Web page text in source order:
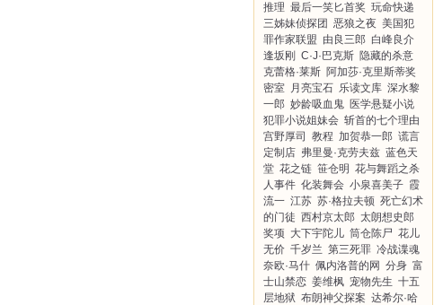
推理 最后一笑匕首奖 玩命快递
三姊妹侦探团 恶狼之夜 美国犯
罪作家联盟 由良三郎 白峰良介
逢坂刚
C·J·巴克斯 隐藏的杀意
克蕾格·莱斯 阿加莎·克里斯蒂奖
密室 月亮宝石 乐读文库 深水黎
一郎 妙龄吸血鬼 医学悬疑小说
犯罪小说姐妹会 斩首的七个理由
宫野厚司
教程 加贺恭一郎 谎言
定制店 弗里曼·克劳夫兹 蓝色天
堂 花之链 笹仓明 花与舞蹈之杀
人事件 化装舞会 小泉喜美子 霞
流一 江苏 苏·格拉夫顿 死亡幻术
的门徒 西村京太郎 太朗想史郎
奖项 大下宇陀儿 筒仓陈尸 花儿
无价 千岁兰 第三死罪 冷战谍魂
奈欧·马什 佩内洛普的网 分身 富
士山禁恋 姜维枫 宠物先生 十五
层地狱 布朗神父探案 达希尔·哈